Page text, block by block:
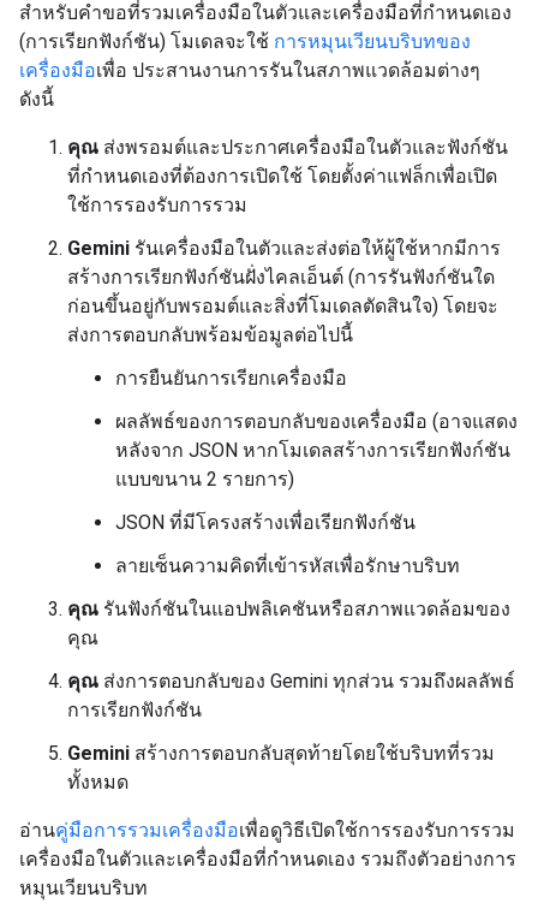
สำหรับคำขอที่รวมเครื่องมือในตัวและเครื่องมือที่กำหนดเอง
(การเรียกฟังก์ชัน) โมเดลจะใช้ การหมุนเวียนบริบทของ
เครื่องมือเพื่อ ประสานงานการรันในสภาพแวดล้อมต่างๆ
ดังนี้
คุณ ส่งพรอมต์และประกาศเครื่องมือในตัวและฟังก์ชัน
ที่กำหนดเองที่ต้องการเปิดใช้ โดยตั้งค่าแฟล็กเพื่อเปิด
ใช้การรองรับการรวม
Gemini รันเครื่องมือในตัวและส่งต่อให้ผู้ใช้หากมีการ
สร้างการเรียกฟังก์ชันฝั่งไคลเอ็นต์ (การรันฟังก์ชันใด
ก่อนขึ้นอยู่กับพรอมต์และสิ่งที่โมเดลตัดสินใจ) โดยจะ
ส่งการตอบกลับพร้อมข้อมูลต่อไปนี้
การยืนยันการเรียกเครื่องมือ
ผลลัพธ์ของการตอบกลับของเครื่องมือ (อาจแสดง
หลังจาก JSON หากโมเดลสร้างการเรียกฟังก์ชัน
แบบขนาน 2 รายการ)
JSON ที่มีโครงสร้างเพื่อเรียกฟังก์ชัน
ลายเซ็นความคิดที่เข้ารหัสเพื่อรักษาบริบท
คุณ รันฟังก์ชันในแอปพลิเคชันหรือสภาพแวดล้อมของ
คุณ
คุณ ส่งการตอบกลับของ Gemini ทุกส่วน รวมถึงผลลัพธ์
การเรียกฟังก์ชัน
Gemini สร้างการตอบกลับสุดท้ายโดยใช้บริบทที่รวม
ทั้งหมด
อ่านคู่มือการรวมเครื่องมือเพื่อดูวิธีเปิดใช้การรองรับการรวม
เครื่องมือในตัวและเครื่องมือที่กำหนดเอง รวมถึงตัวอย่างการ
หมุนเวียนบริบท